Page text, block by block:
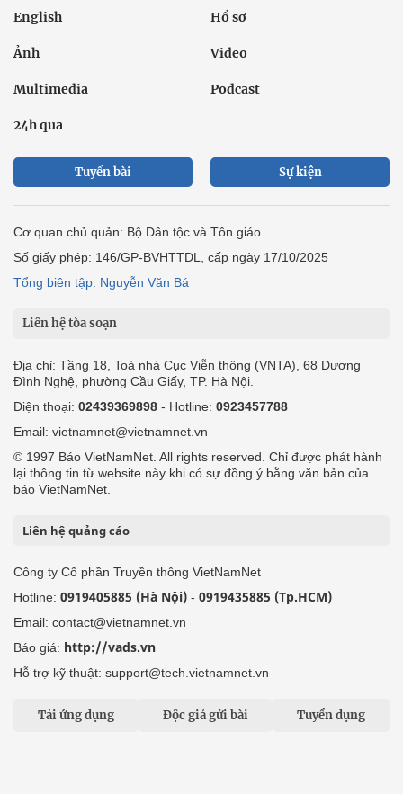
English Hồ sơ
Ảnh Video
Multimedia Podcast
24h qua
Tuyến bài Sự kiện
Cơ quan chủ quản: Bộ Dân tộc và Tôn giáo
Số giấy phép: 146/GP-BVHTTDL, cấp ngày 17/10/2025
Tổng biên tập: Nguyễn Văn Bá
Liên hệ tòa soạn
Địa chỉ: Tầng 18, Toà nhà Cục Viễn thông (VNTA), 68 Dương
Đình Nghệ, phường Cầu Giấy, TP. Hà Nội.
Điện thoại: 02439369898 - Hotline: 0923457788
Email: vietnamnet@vietnamnet.vn
© 1997 Báo VietNamNet. All rights reserved. Chỉ được phát hành
lại thông tin từ website này khi có sự đồng ý bằng văn bản của
báo VietNamNet.
Liên hệ quảng cáo
Công ty Cổ phần Truyền thông VietNamNet
Hotline: 0919405885 (Hà Nội) - 0919435885 (Tp.HCM)
Email: contact@vietnamnet.vn
Báo giá: http://vads.vn
Hỗ trợ kỹ thuật: support@tech.vietnamnet.vn
Tải ứng dụng Độc giả gửi bài Tuyển dụng